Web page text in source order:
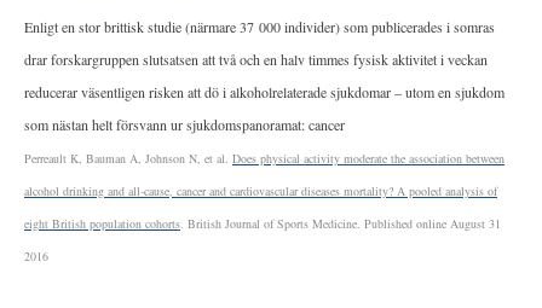
Enligt en stor brittisk studie (närmare 37 000 individer) som publicerades i somras
drar forskargruppen slutsatsen att två och en halv timmes fysisk aktivitet i veckan
reducerar väsentligen risken att dö i alkoholrelaterade sjukdomar – utom en sjukdom
som nästan helt försvann ur sjukdomspanoramat: cancer
Perreault K, Bauman A, Johnson N, et al. Does physical activity moderate the association between
alcohol drinking and all-cause, cancer and cardiovascular diseases mortality? A pooled analysis of
eight British population cohorts. British Journal of Sports Medicine. Published online August 31
2016